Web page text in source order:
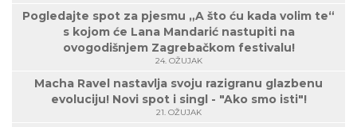
Pogledajte spot za pjesmu „A što ću kada volim te“
s kojom će Lana Mandarić nastupiti na
ovogodišnjem Zagrebačkom festivalu!
24. OŽUJAK
Macha Ravel nastavlja svoju razigranu glazbenu
evoluciju! Novi spot i singl - "Ako smo isti"!
21. OŽUJAK